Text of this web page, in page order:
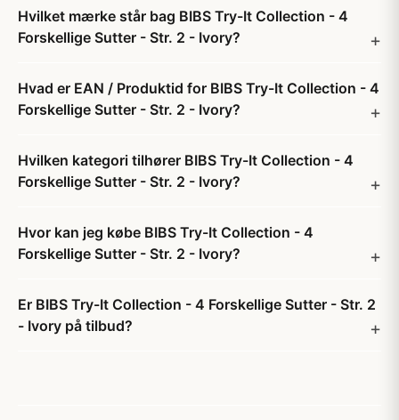
Hvilket mærke står bag BIBS Try-It Collection - 4
Forskellige Sutter - Str. 2 - Ivory?
Hvad er EAN / Produktid for BIBS Try-It Collection - 4
Forskellige Sutter - Str. 2 - Ivory?
Hvilken kategori tilhører BIBS Try-It Collection - 4
Forskellige Sutter - Str. 2 - Ivory?
Hvor kan jeg købe BIBS Try-It Collection - 4
Forskellige Sutter - Str. 2 - Ivory?
Er BIBS Try-It Collection - 4 Forskellige Sutter - Str. 2
- Ivory på tilbud?